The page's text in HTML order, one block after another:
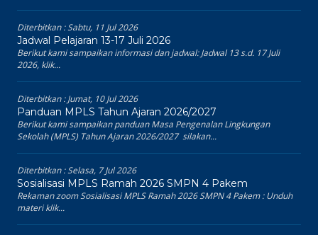
Diterbitkan :Sabtu, 11 Jul 2026
Jadwal Pelajaran 13-17 Juli 2026
Berikut kami sampaikan informasi dan jadwal: Jadwal 13 s.d. 17 Juli
2026, klik...
Diterbitkan :Jumat, 10 Jul 2026
Panduan MPLS Tahun Ajaran 2026/2027
Berikut kami sampaikan panduan Masa Pengenalan Lingkungan
Sekolah (MPLS) Tahun Ajaran 2026/2027 silakan...
Diterbitkan :Selasa, 7 Jul 2026
Sosialisasi MPLS Ramah 2026 SMPN 4 Pakem
Rekaman zoom Sosialisasi MPLS Ramah 2026 SMPN 4 Pakem : Unduh
materi klik...